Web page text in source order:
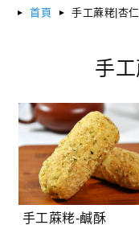
首頁 手工蔴粩|杏
手
手工蔴粩-鹹酥